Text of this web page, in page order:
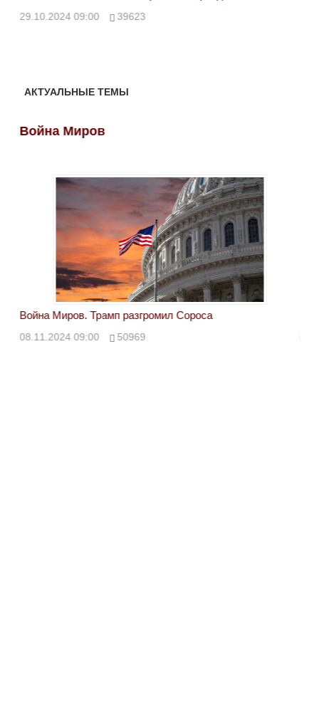
29.10.2024 09:00 39623
АКТУАЛЬНЫЕ ТЕМЫ
Война Миров
Война Миров. Трамп разгромил Сороса
08.11.2024 09:00 50969